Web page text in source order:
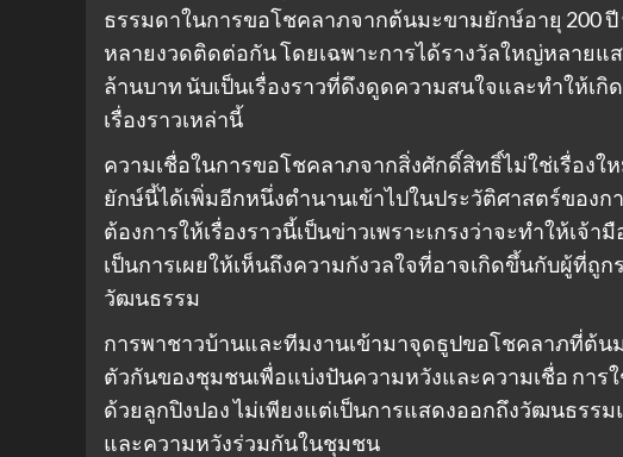
ธรรมดาในการขอโชคลาภจากต้นมะขามยักษ์อายุ 200
หลายงวดติดต่อกัน โดยเฉพาะการได้รางวัลใหญ่หลายแ
ล้านบาท นับเป็นเรื่องราวที่ดึงดูดความสนใจและทำให้เ
เรื่องราวเหล่านี้
ความเชื่อในการขอโชคลาภจากสิ่งศักดิ์สิทธิ์ไม่ใช่เรื่อง
ยักษ์นี้ได้เพิ่มอีกหนึ่งตำนานเข้าไปในประวัติศาสตร์ของ
ต้องการให้เรื่องราวนี้เป็นข่าวเพราะเกรงว่าจะทำให้เจ้
เป็นการเผยให้เห็นถึงความกังวลใจที่อาจเกิดขึ้นกับผู้ที่ถู
วัฒนธรรม
การพาชาวบ้านและทีมงานเข้ามาจุดธูปขอโชคลาภที่ต้
ตัวกันของชุมชนเพื่อแบ่งปันความหวังและความเชื่อ การ
ด้วยลูกปิงปอง ไม่เพียงแต่เป็นการแสดงออกถึงวัฒนธรร
และความหวังร่วมกันในชุมชน